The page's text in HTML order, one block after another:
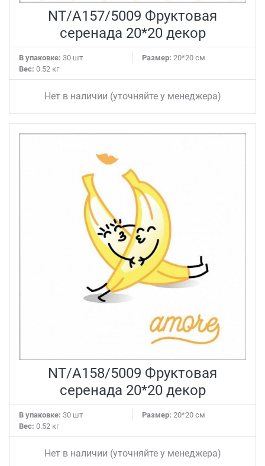
NT/A157/5009 Фруктовая
серенада 20*20 декор
В упаковке: 30 шт Размер: 20*20 см
Вес: 0.52 кг
Нет в наличии (уточняйте у менеджера)
NT/A158/5009 Фруктовая
серенада 20*20 декор
В упаковке: 30 шт Размер: 20*20 см
Вес: 0.52 кг
Нет в наличии (уточняйте у менеджера)